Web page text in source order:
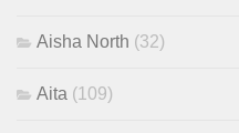
Aisha North (32)
Aita (109)